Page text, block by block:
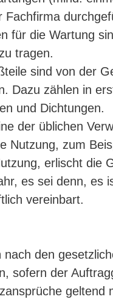
Fachfirma
für die Wartung
tragen.
sind von der
Dazu zählen in
und Dichtungen.
der üblichen
Nutzung, zum
erlischt die
es sei denn, es
vereinbart.
nach den
sofern der
geltend